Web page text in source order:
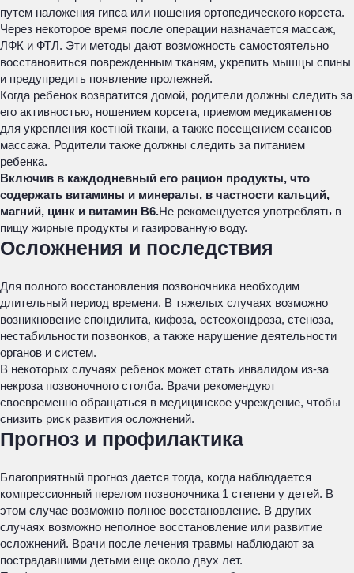
путем наложения гипса или ношения ортопедического корсета.
Через некоторое время после операции назначается массаж,
ЛФК и ФТЛ. Эти методы дают возможность самостоятельно
восстановиться поврежденным тканям, укрепить мышцы спины
и предупредить появление пролежней.
Когда ребенок возвратится домой, родители должны следить за
его активностью, ношением корсета, приемом медикаментов
для укрепления костной ткани, а также посещением сеансов
массажа. Родители также должны следить за питанием
ребенка.
Включив в каждодневный его рацион продукты, что
содержать витамины и минералы, в частности кальций,
магний, цинк и витамин В6.Не рекомендуется употреблять в
пищу жирные продукты и газированную воду.
Осложнения и последствия
Для полного восстановления позвоночника необходим
длительный период времени. В тяжелых случаях возможно
возникновение спондилита, кифоза, остеохондроза, стеноза,
нестабильности позвонков, а также нарушение деятельности
органов и систем.
В некоторых случаях ребенок может стать инвалидом из-за
некроза позвоночного столба. Врачи рекомендуют
своевременно обращаться в медицинское учреждение, чтобы
снизить риск развития осложнений.
Прогноз и профилактика
Благоприятный прогноз дается тогда, когда наблюдается
компрессионный перелом позвоночника 1 степени у детей. В
этом случае возможно полное восстановление. В других
случаях возможно неполное восстановление или развитие
осложнений. Врачи после лечения травмы наблюдают за
пострадавшими детьми еще около двух лет.